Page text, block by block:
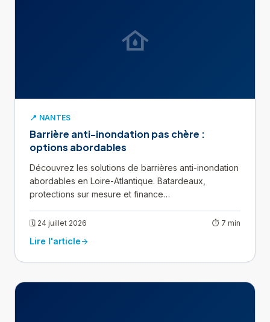
water_damage
📍 NANTES
Barrière anti-inondation pas chère :
options abordables
Découvrez les solutions de barrières anti-inondation
abordables en Loire-Atlantique. Batardeaux,
protections sur mesure et finance…
🗓 24 juillet 2026 ⏱ 7 min
Lire l'articlearrow_forward